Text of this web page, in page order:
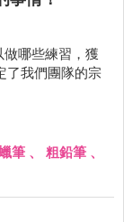
哪些練習，獲
了我們團隊的宗
筆 、 粗鉛筆 、